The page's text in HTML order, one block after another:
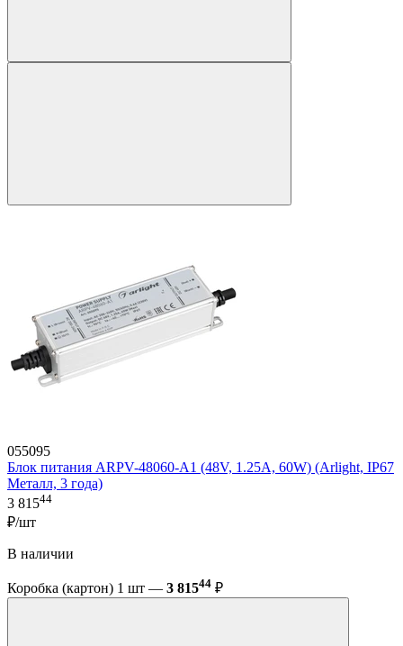
055095
Блок питания ARPV-48060-A1 (48V, 1.25A, 60W) (Arlight, IP67
Металл, 3 года)
3 81544
₽/шт
В наличии
Коробка (картон) 1 шт — 3 81544 ₽